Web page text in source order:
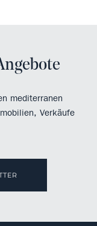
mediterranen
Verkäufe